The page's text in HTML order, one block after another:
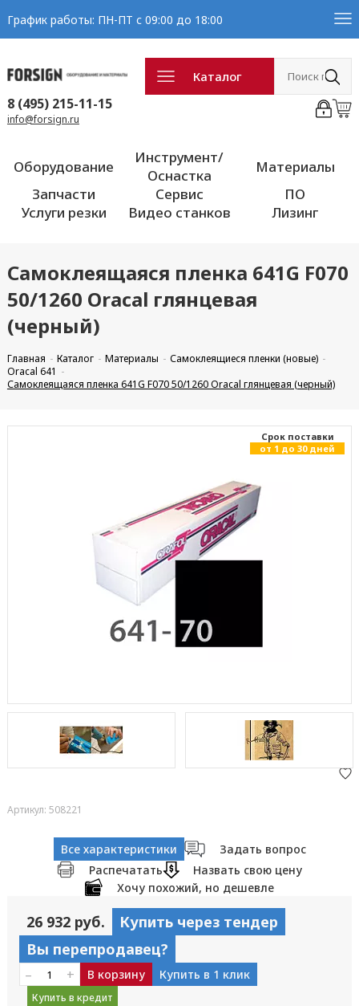
График работы: ПН-ПТ с 09:00 до 18:00
Каталог
8 (495) 215-11-15
info@forsign.ru
Оборудование
Инструмент/
Оснастка
Материалы
Запчасти
Сервис
ПО
Услуги резки
Видео станков Лизинг
Самоклеящаяся пленка 641G F070
50/1260 Oracal глянцевая
(черный)
Главная Каталог Материалы
Самоклеящиеся пленки (новые)
Oracal 641
Самоклеящаяся пленка 641G F070 50/1260 Oracal глянцевая (черный)
Cрок поставки
от 1 до 30 дней
Артикул: 508221
Все характеристики
Задать вопрос
Распечатать
Назвать свою цену
Хочу похожий, но дешевле
26 932 руб.
Купить через тендер
Вы перепродавец?
– + В корзину Купить в 1 клик
Купить в кредит